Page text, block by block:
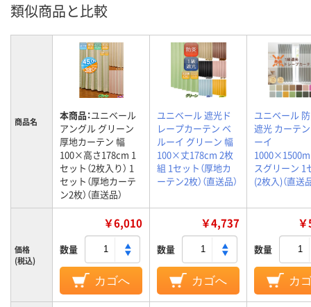
類似商品と比較
商品名 本商品：ユニベール
アングル グリーン
厚地カーテン 幅
100×高さ178cm 1
セット（2枚入り） 1
セット（厚地カーテ
ン2枚）（直送品）
ユニベール 遮光ド
レープカーテン ベ
ルーイ グリーン 幅
100×丈178cm 2枚
組 1セット（厚地カ
ーテン2枚）（直送品）
ユニベール
遮光 カーテ
ーイ
スグリーン 1
(2枚入)（直送
価格
(税込)
￥6,010
数量
カゴへ
￥4,737
数量
カゴへ
数量
カ